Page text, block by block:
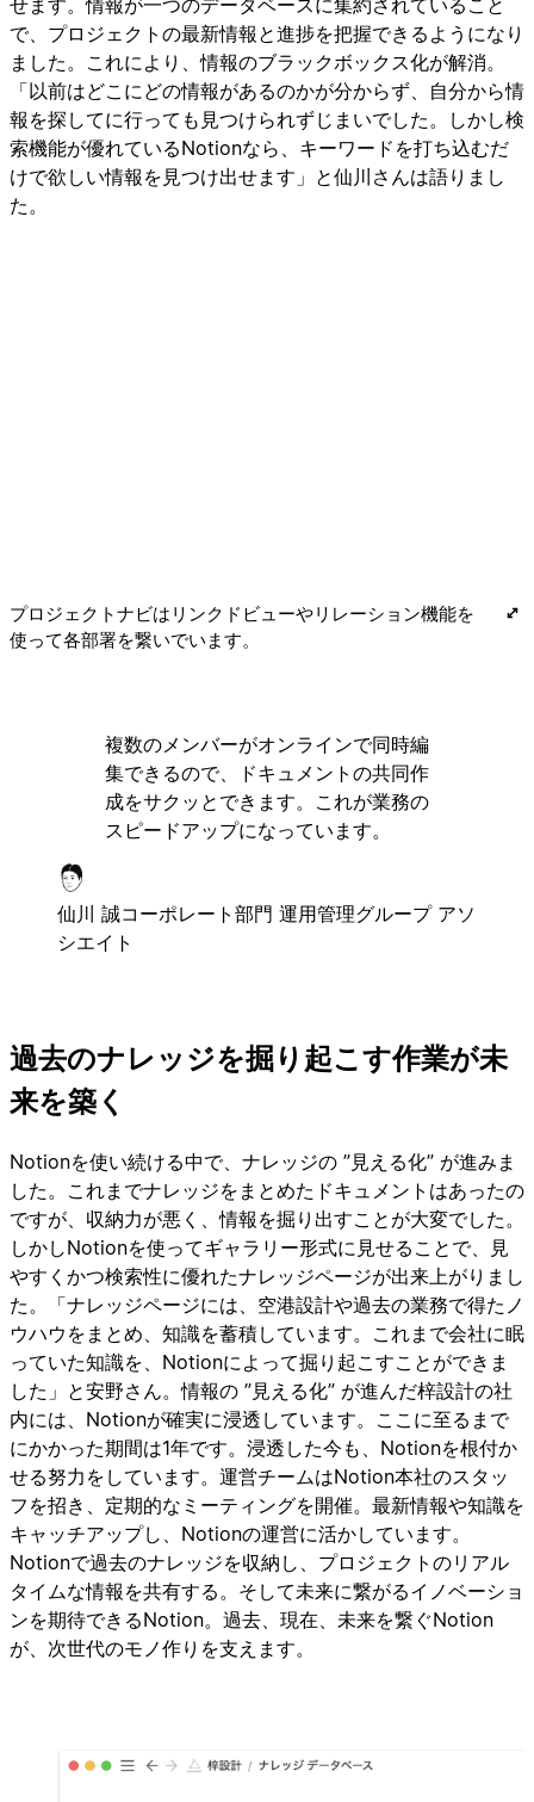
せます。情報が一つのデータベースに集約されていること
で、プロジェクトの最新情報と進捗を把握できるようになり
ました。これにより、情報のブラックボックス化が解消。
「以前はどこにどの情報があるのかが分からず、自分から情
報を探してに行っても見つけられずじまいでした。しかし検
索機能が優れているNotionなら、キーワードを打ち込むだ
けで欲しい情報を見つけ出せます」と仙川さんは語りまし
た。
プロジェクトナビはリンクドビューやリレーション機能を
使って各部署を繋いでいます。
複数のメンバーがオンラインで同時編
集できるので、ドキュメントの共同作
成をサクッとできます。これが業務の
スピードアップになっています。
仙川 誠コーポレート部門 運用管理グループ アソ
シエイト
過去のナレッジを掘り起こす作業が未
来を築く
Notionを使い続ける中で、ナレッジの ”見える化” が進みま
した。これまでナレッジをまとめたドキュメントはあったの
ですが、収納力が悪く、情報を掘り出すことが大変でした。
しかしNotionを使ってギャラリー形式に見せることで、見
やすくかつ検索性に優れたナレッジページが出来上がりまし
た。「ナレッジページには、空港設計や過去の業務で得たノ
ウハウをまとめ、知識を蓄積しています。これまで会社に眠
っていた知識を、Notionによって掘り起こすことができま
した」と安野さん。情報の ”見える化” が進んだ梓設計の社
内には、Notionが確実に浸透しています。ここに至るまで
にかかった期間は1年です。浸透した今も、Notionを根付か
せる努力をしています。運営チームはNotion本社のスタッ
フを招き、定期的なミーティングを開催。最新情報や知識を
キャッチアップし、Notionの運営に活かしています。
Notionで過去のナレッジを収納し、プロジェクトのリアル
タイムな情報を共有する。そして未来に繋がるイノベーショ
ンを期待できるNotion。過去、現在、未来を繋ぐNotion
が、次世代のモノ作りを支えます。